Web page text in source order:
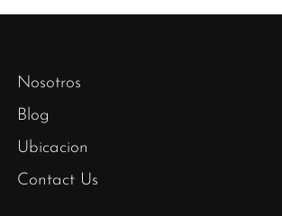
Nosotros
Blog
Ubicacion
Contact Us